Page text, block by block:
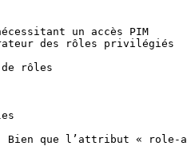
un accès PIM
des rôles privilégiés
rôles
Bien que l’attribut «